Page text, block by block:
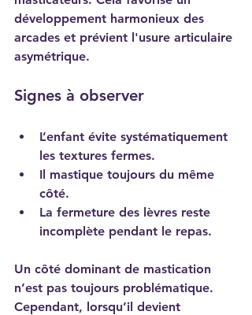
développement harmonieux des
arcades et prévient l'usure articulaire
asymétrique.
Signes à observer
L’enfant évite systématiquement
les textures fermes.
Il mastique toujours du même
côté.
La fermeture des lèvres reste
incomplète pendant le repas.
Un côté dominant de mastication
n’est pas toujours problématique.
Cependant, lorsqu’il devient